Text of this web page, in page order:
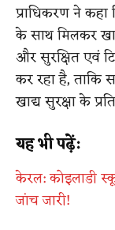
प्राधिकरण ने कहा
के साथ मिलकर
और सुरक्षित एवं
कर रहा है, ताकि
खाद्य सुरक्षा के
यह भी पढ़ें:
केरल: कोइलाडी
जांच जारी!